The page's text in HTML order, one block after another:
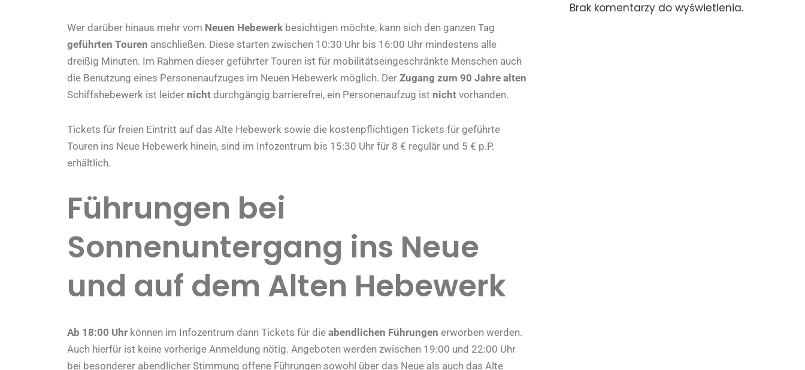
Wer darüber hinaus mehr vom Neuen Hebewerk besichtigen möchte, kann sich den ganzen Tag
geführten Touren anschließen. Diese starten zwischen 10:30 Uhr bis 16:00 Uhr mindestens alle
dreißig Minuten. Im Rahmen dieser geführter Touren ist für mobilitätseingeschränkte Menschen auch
die Benutzung eines Personenaufzuges im Neuen Hebewerk möglich. Der Zugang zum 90 Jahre alten
Schiffshebewerk ist leider nicht durchgängig barrierefrei, ein Personenaufzug ist nicht vorhanden.
Tickets für freien Eintritt auf das Alte Hebewerk sowie die kostenpflichtigen Tickets für geführte
Touren ins Neue Hebewerk hinein, sind im Infozentrum bis 15:30 Uhr für 8 € regulär und 5 € p.P.
erhältlich.
Führungen bei
Sonnenuntergang ins Neue
und auf dem Alten Hebewerk
Ab 18:00 Uhr können im Infozentrum dann Tickets für die abendlichen Führungen erworben werden.
Auch hierfür ist keine vorherige Anmeldung nötig. Angeboten werden zwischen 19:00 und 22:00 Uhr
bei besonderer abendlicher Stimmung offene Führungen sowohl über das Neue als auch das Alte
Brak komentarzy do wyświetlenia.